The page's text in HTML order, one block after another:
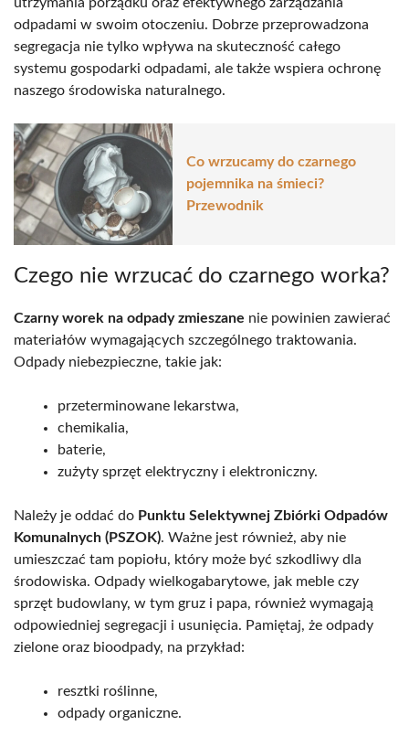
odpadami w swoim otoczeniu. Dobrze przeprowadzona
segregacja nie tylko wpływa na skuteczność całego
systemu gospodarki odpadami, ale także wspiera ochronę
naszego środowiska naturalnego.
Co wrzucamy do czarnego
pojemnika na śmieci?
Przewodnik
Czego nie wrzucać do czarnego worka?
Czarny worek na odpady zmieszane nie powinien zawierać
materiałów wymagających szczególnego traktowania.
Odpady niebezpieczne, takie jak:
przeterminowane lekarstwa,
chemikalia,
baterie,
zużyty sprzęt elektryczny i elektroniczny.
Należy je oddać do Punktu Selektywnej Zbiórki Odpadów
Komunalnych (PSZOK). Ważne jest również, aby nie
umieszczać tam popiołu, który może być szkodliwy dla
środowiska. Odpady wielkogabarytowe, jak meble czy
sprzęt budowlany, w tym gruz i papa, również wymagają
odpowiedniej segregacji i usunięcia. Pamiętaj, że odpady
zielone oraz bioodpady, na przykład:
resztki roślinne,
odpady organiczne.